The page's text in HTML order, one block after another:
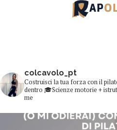
colcavolo_pt
Costruisci la tua forza con il
dentro 🎓Scienze motorie +
me